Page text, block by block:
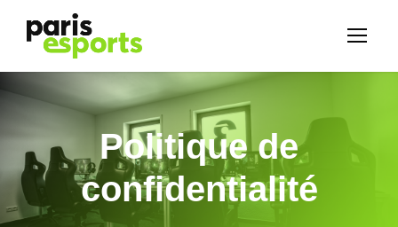
Politique de
confidentialité